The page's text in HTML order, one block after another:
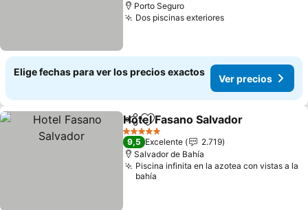
Porto Seguro
Dos piscinas exteriores
Elige fechas para ver los precios exactos
Ver precios
CompartirAgregar a favoritos
Hotel Fasano Salvador
5 Estrellas
9,5 Excelente
2.719
Salvador de Bahía
Piscina infinita en la azotea con vistas a la
bahía